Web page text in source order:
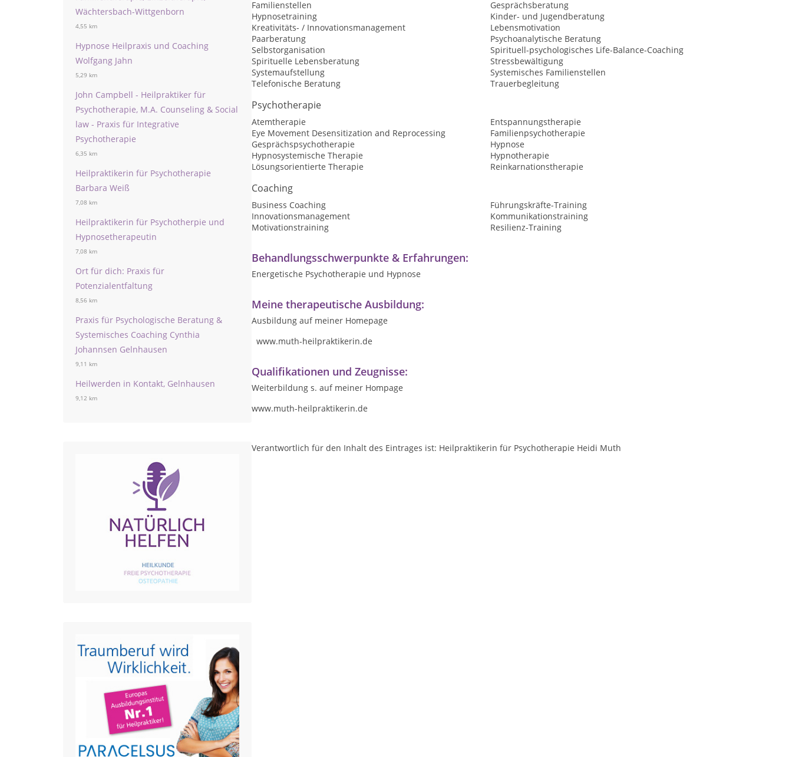
Wächtersbach-Wittgenborn
4,55 km
Hypnose Heilpraxis und Coaching
Wolfgang Jahn
5,29 km
John Campbell - Heilpraktiker für
Psychotherapie, M.A. Counseling & Social
law - Praxis für Integrative
Psychotherapie
6,35 km
Heilpraktikerin für Psychotherapie
Barbara Weiß
7,08 km
Heilpraktikerin für Psychotherpie und
Hypnosetherapeutin
7,08 km
Ort für dich: Praxis für
Potenzialentfaltung
8,56 km
Praxis für Psychologische Beratung &
Systemisches Coaching Cynthia
Johannsen Gelnhausen
9,11 km
Heilwerden in Kontakt, Gelnhausen
9,12 km
Familienstellen
Gesprächsberatung
Hypnosetraining
Kinder- und Jugendberatung
Kreativitäts- / Innovationsmanagement
Lebensmotivation
Paarberatung
Psychoanalytische Beratung
Selbstorganisation
Spirituell-psychologisches Life-Balance-Coaching
Spirituelle Lebensberatung
Stressbewältigung
Systemaufstellung
Systemisches Familienstellen
Telefonische Beratung
Trauerbegleitung
Psychotherapie
Atemtherapie
Entspannungstherapie
Eye Movement Desensitization and Reprocessing
Familienpsychotherapie
Gesprächspsychotherapie
Hypnose
Hypnosystemische Therapie
Hypnotherapie
Lösungsorientierte Therapie
Reinkarnationstherapie
Coaching
Business Coaching
Führungskräfte-Training
Innovationsmanagement
Kommunikationstraining
Motivationstraining
Resilienz-Training
Behandlungsschwerpunkte & Erfahrungen:
Energetische Psychotherapie und Hypnose
Meine therapeutische Ausbildung:
Ausbildung auf meiner Homepage
www.muth-heilpraktikerin.de
Qualifikationen und Zeugnisse:
Weiterbildung s. auf meiner Hompage
www.muth-heilpraktikerin.de
Verantwortlich für den Inhalt des Eintrages ist: Heilpraktikerin für Psychotherapie Heidi Muth